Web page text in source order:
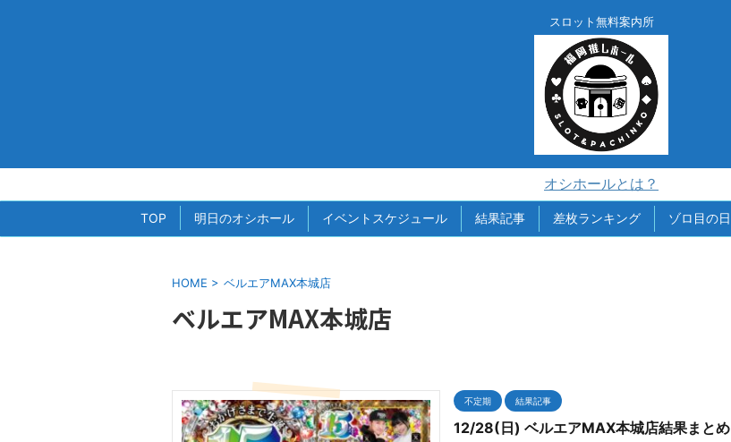
スロット無料案内所
オシホールとは？
TOP 明日のオシホール イベントスケジュール 結果記事 差枚ランキング ゾロ目の日
HOME > ベルエアMAX本城店
ベルエアMAX本城店
不定期 結果記事
12/28(日) ベルエアMAX本城店結果まとめ